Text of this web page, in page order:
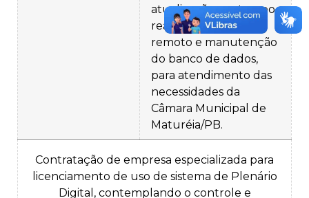
atualização em tempo
real, suporte técnico
remoto e manutenção
do banco de dados,
para atendimento das
necessidades da
Câmara Municipal de
Maturéia/PB.
Contratação de empresa especializada para
licenciamento de uso de sistema de Plenário
Digital, contemplando o controle e